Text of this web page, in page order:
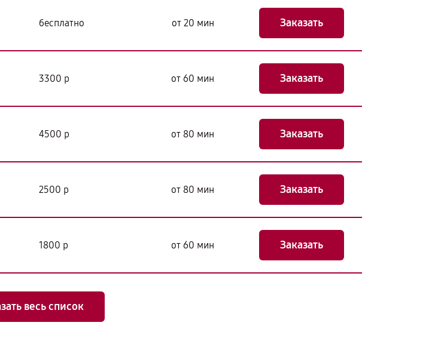
бесплатно от 20 мин Заказать
3300 р от 60 мин Заказать
4500 р от 80 мин Заказать
2500 р от 80 мин Заказать
1800 р от 60 мин Заказать
весь список